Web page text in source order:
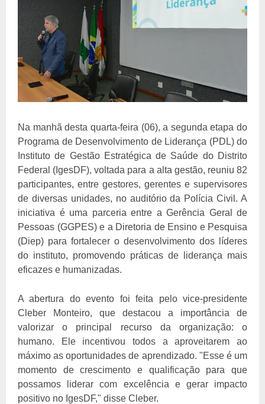
Na manhã desta quarta-feira (06), a segunda etapa do
Programa de Desenvolvimento de Liderança (PDL) do
Instituto de Gestão Estratégica de Saúde do Distrito
Federal (IgesDF), voltada para a alta gestão, reuniu 82
participantes, entre gestores, gerentes e supervisores
de diversas unidades, no auditório da Polícia Civil. A
iniciativa é uma parceria entre a Gerência Geral de
Pessoas (GGPES) e a Diretoria de Ensino e Pesquisa
(Diep) para fortalecer o desenvolvimento dos líderes
do instituto, promovendo práticas de liderança mais
eficazes e humanizadas.
A abertura do evento foi feita pelo vice-presidente
Cleber Monteiro, que destacou a importância de
valorizar o principal recurso da organização: o
humano. Ele incentivou todos a aproveitarem ao
máximo as oportunidades de aprendizado. "Esse é um
momento de crescimento e qualificação para que
possamos liderar com excelência e gerar impacto
positivo no IgesDF," disse Cleber.